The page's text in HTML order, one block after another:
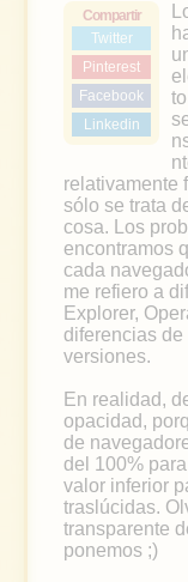
Compartir
Twitter
Pinterest
Facebook
Linkedin
to
relativamente
sólo se trata
cosa. Los
encontramos
cada
me refiero a
Explorer,
diferencias
versiones.
En realidad,
opacidad,
de
del 100%
valor inferior
traslúcidas.
transparente
ponemos ;)